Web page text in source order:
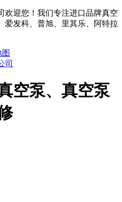
欢迎您！我们专注进口品牌真空
爱发科、普旭、里其乐、阿特拉
空泵、真空泵